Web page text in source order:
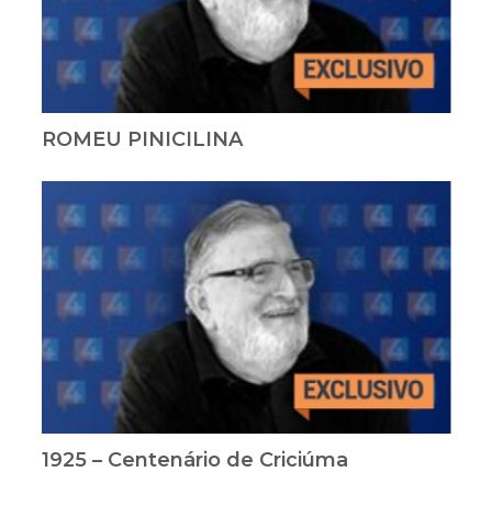
ROMEU PINICILINA
1925 – Centenário de Criciúma